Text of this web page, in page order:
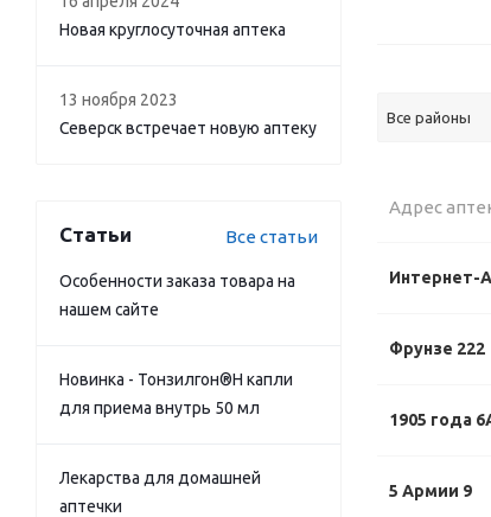
Все районы
Адрес
Интернет-
Фрунзе 222
1905 года
5 Армии 9
Новая круглосуточная аптека
13 ноября 2023
Северск встречает новую аптеку
Статьи Все статьи
Особенности заказа товара на
нашем сайте
Новинка - Тонзилгон®Н капли
для приема внутрь 50 мл
Лекарства для домашней
аптечки